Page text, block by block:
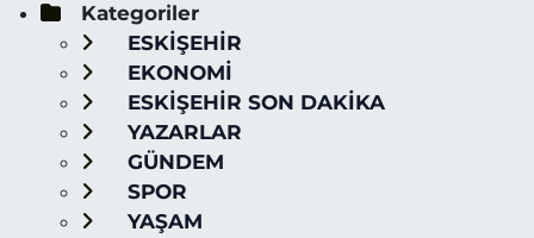
Kategoriler
ESKİŞEHİR
EKONOMİ
ESKİŞEHİR SON DAKİKA
YAZARLAR
GÜNDEM
SPOR
YAŞAM